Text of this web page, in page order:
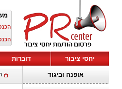
יחסי ציבור דוברות
אופנה וביגוד